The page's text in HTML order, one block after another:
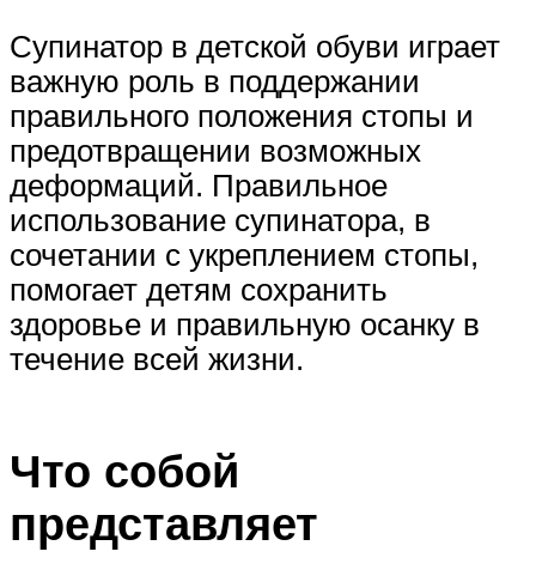
Супинатор в детской обуви играет
важную роль в поддержании
правильного положения стопы и
предотвращении возможных
деформаций. Правильное
использование супинатора, в
сочетании с укреплением стопы,
помогает детям сохранить
здоровье и правильную осанку в
течение всей жизни.
Что собой
представляет